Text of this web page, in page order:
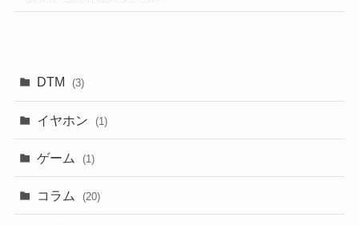
DTM (3)
イヤホン (1)
ゲーム (1)
コラム (20)